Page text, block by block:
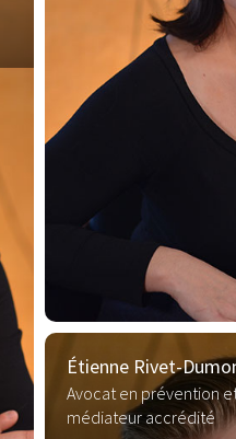
Étienne Rivet-
Avocat en prévention
médiateur accrédité